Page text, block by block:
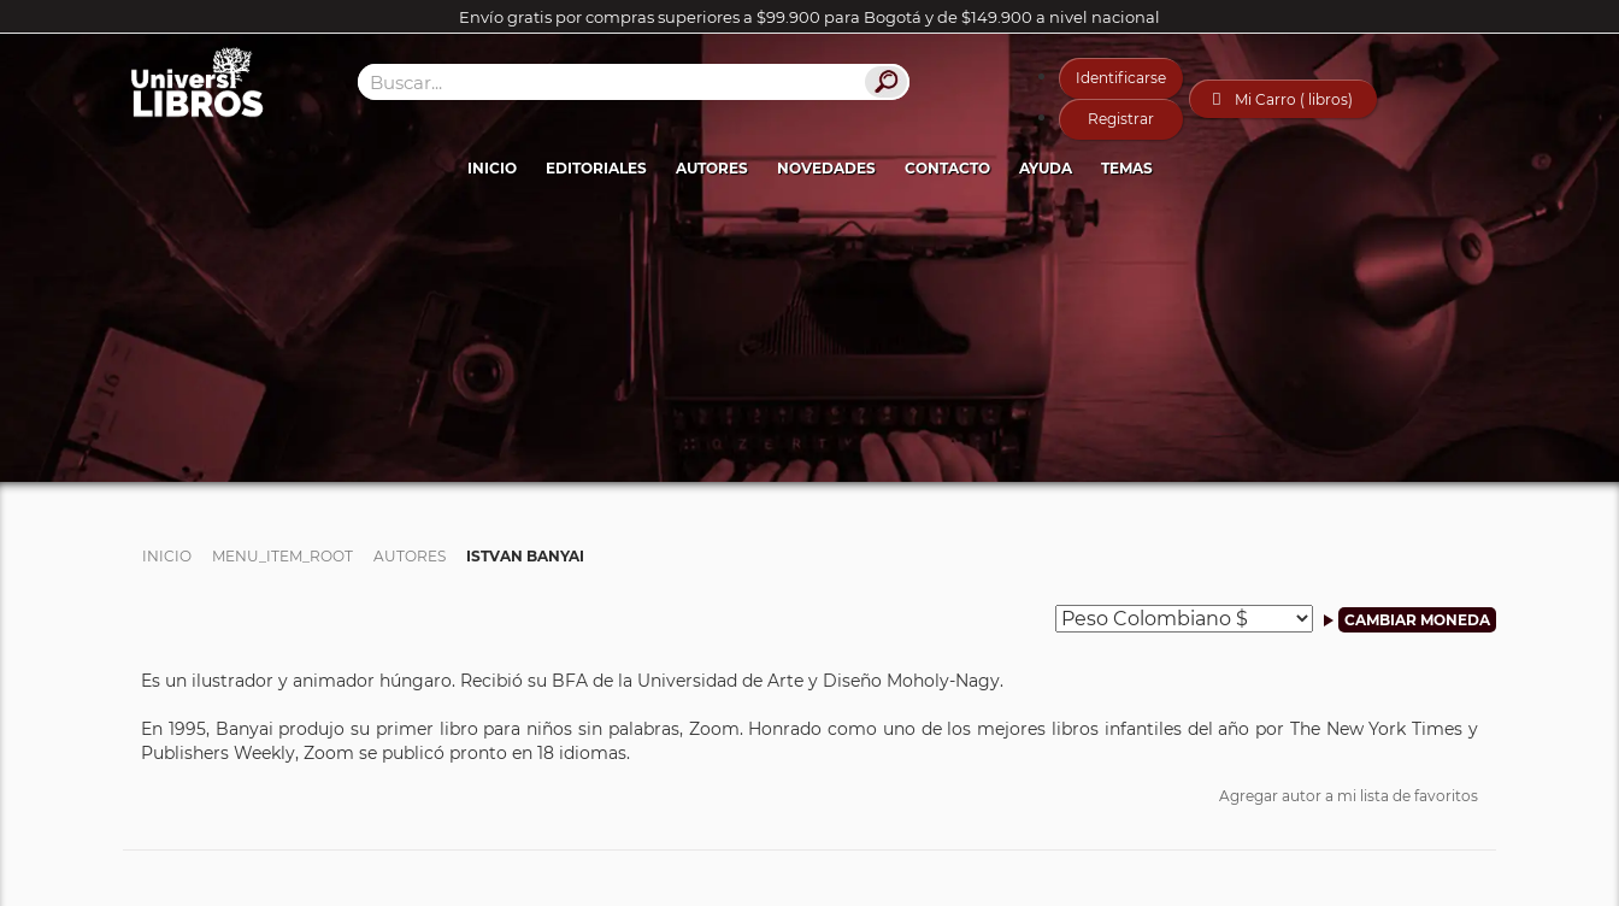
Envío gratis por compras superiores a $99.900 para Bogotá y de $149.900 a nivel nacional
Identificarse
Registrar
 Mi Carro ( libros)
INICIO EDITORIALES AUTORES NOVEDADES CONTACTO AYUDA TEMAS
INICIO MENU_ITEM_ROOT AUTORES ISTVAN BANYAI
Es un ilustrador y animador húngaro. Recibió su BFA de la Universidad de Arte y Diseño Moholy-Nagy.
En 1995, Banyai produjo su primer libro para niños sin palabras, Zoom. Honrado como uno de los mejores libros infantiles del año por The New York Times y
Publishers Weekly, Zoom se publicó pronto en 18 idiomas.
Agregar autor a mi lista de favoritos